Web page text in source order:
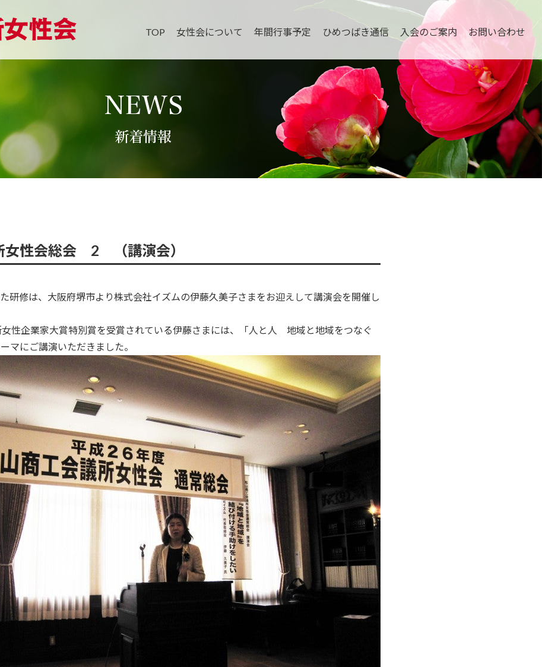
TOP 女性会について 年間行事予定 ひめつばき通信 入会のご案内 お問い合わせ
NEWS
新着情報
女性会総会 2 （講演会）
研修は、大阪府堺市より株式会社イズムの伊藤久美子さまをお迎えして講演会を開催し
性企業家大賞特別賞を受賞されている伊藤さまには、「人と人 地域と地域をつなぐ
マにご講演いただきました。